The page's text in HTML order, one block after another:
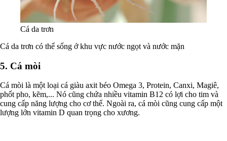
Cá da trơn
Cá da trơn có thể sống ở khu vực nước ngọt và nước mặn
5. Cá mòi
Cá mòi là một loại cá giàu axit béo Omega 3, Protein, Canxi, Magiê,
phốt pho, kẽm,... Nó cũng chứa nhiều vitamin B12 có lợi cho tim và
cung cấp năng lượng cho cơ thể. Ngoài ra, cá mòi cũng cung cấp một
lượng lớn vitamin D quan trọng cho xương.